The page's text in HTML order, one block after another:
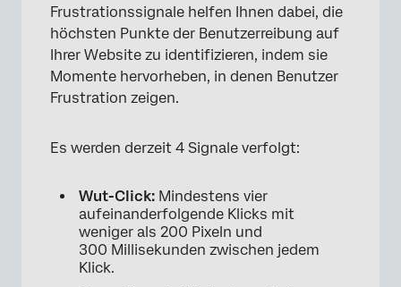
Frustrationssignale helfen Ihnen dabei, die
höchsten Punkte der Benutzerreibung auf
Ihrer Website zu identifizieren, indem sie
Momente hervorheben, in denen Benutzer
Frustration zeigen.
Es werden derzeit 4 Signale verfolgt:
Wut-Click: Mindestens vier
aufeinanderfolgende Klicks mit
weniger als 200 Pixeln und
300 Millisekunden zwischen jedem
Klick.